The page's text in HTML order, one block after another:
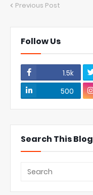
Previous Post
Follow Us
1.5k
500
Search This Blog